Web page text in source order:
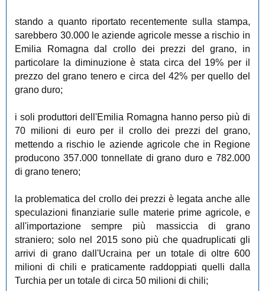
stando a quanto riportato recentemente sulla stampa,
sarebbero 30.000 le aziende agricole messe a rischio in
Emilia Romagna dal crollo dei prezzi del grano, in
particolare la diminuzione è stata circa del 19% per il
prezzo del grano tenero e circa del 42% per quello del
grano duro;
i soli produttori dell'Emilia Romagna hanno perso più di
70 milioni di euro per il crollo dei prezzi del grano,
mettendo a rischio le aziende agricole che in Regione
producono 357.000 tonnellate di grano duro e 782.000
di grano tenero;
la problematica del crollo dei prezzi è legata anche alle
speculazioni finanziarie sulle materie prime agricole, e
all'importazione sempre più massiccia di grano
straniero; solo nel 2015 sono più che quadruplicati gli
arrivi di grano dall'Ucraina per un totale di oltre 600
milioni di chili e praticamente raddoppiati quelli dalla
Turchia per un totale di circa 50 milioni di chili;